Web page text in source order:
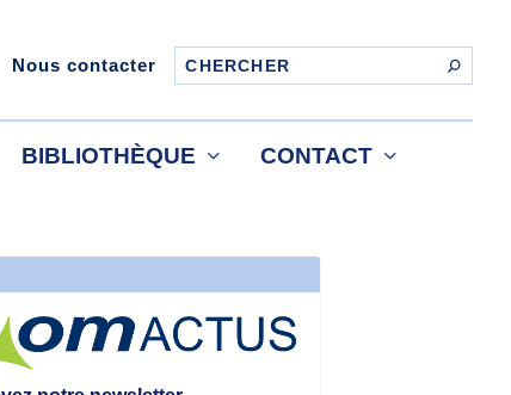
Nous contacter
BIBLIOTHÈQUE CONTACT